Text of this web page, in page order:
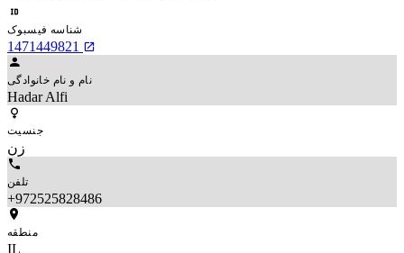
شناسه فیسبوک
1471449821
نام و نام خانوادگی
Hadar Alfi
جنسیت
زن
تلفن
+972525828486
منطقه
IL